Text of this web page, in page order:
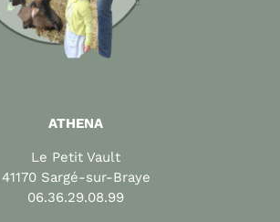
ATHENA
Le Petit Vault
41170 Sargé-sur-Braye
06.36.29.08.99